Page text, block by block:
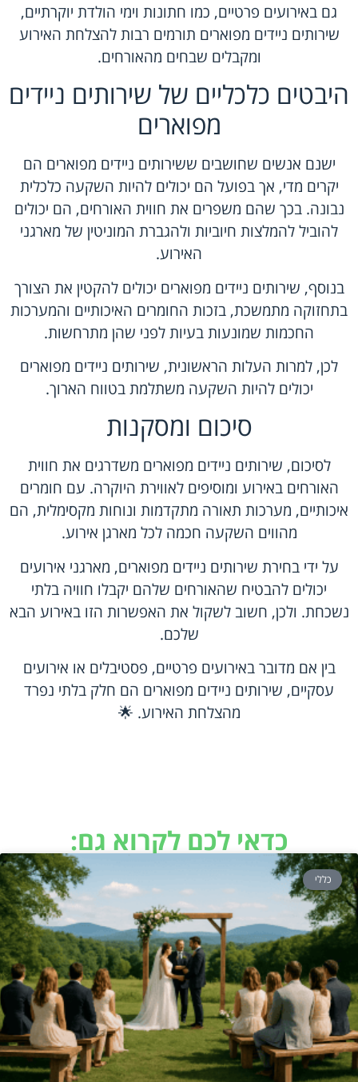
גם באירועים פרטיים, כמו חתונות וימי הולדת יוקרתיים,
שירותים ניידים מפוארים תורמים רבות להצלחת האירוע
ומקבלים שבחים מהאורחים.
היבטים כלכליים של שירותים ניידים
מפוארים
ישנם אנשים שחושבים ששירותים ניידים מפוארים הם
יקרים מדי, אך בפועל הם יכולים להיות השקעה כלכלית
נבונה. בכך שהם משפרים את חווית האורחים, הם יכולים
להוביל להמלצות חיוביות ולהגברת המוניטין של מארגני
האירוע.
בנוסף, שירותים ניידים מפוארים יכולים להקטין את הצורך
בתחזוקה מתמשכת, בזכות החומרים האיכותיים והמערכות
החכמות שמונעות בעיות לפני שהן מתרחשות.
לכן, למרות העלות הראשונית, שירותים ניידים מפוארים
יכולים להיות השקעה משתלמת בטווח הארוך.
סיכום ומסקנות
לסיכום, שירותים ניידים מפוארים משדרגים את חווית
האורחים באירוע ומוסיפים לאווירת היוקרה. עם חומרים
איכותיים, מערכות תאורה מתקדמות ונוחות מקסימלית, הם
מהווים השקעה חכמה לכל מארגן אירוע.
על ידי בחירת שירותים ניידים מפוארים, מארגני אירועים
יכולים להבטיח שהאורחים שלהם יקבלו חוויה בלתי
נשכחת. ולכן, חשוב לשקול את האפשרות הזו באירוע הבא
שלכם.
בין אם מדובר באירועים פרטיים, פסטיבלים או אירועים
עסקיים, שירותים ניידים מפוארים הם חלק בלתי נפרד
מהצלחת האירוע. 🌟
כדאי לכם לקרוא גם:
כללי